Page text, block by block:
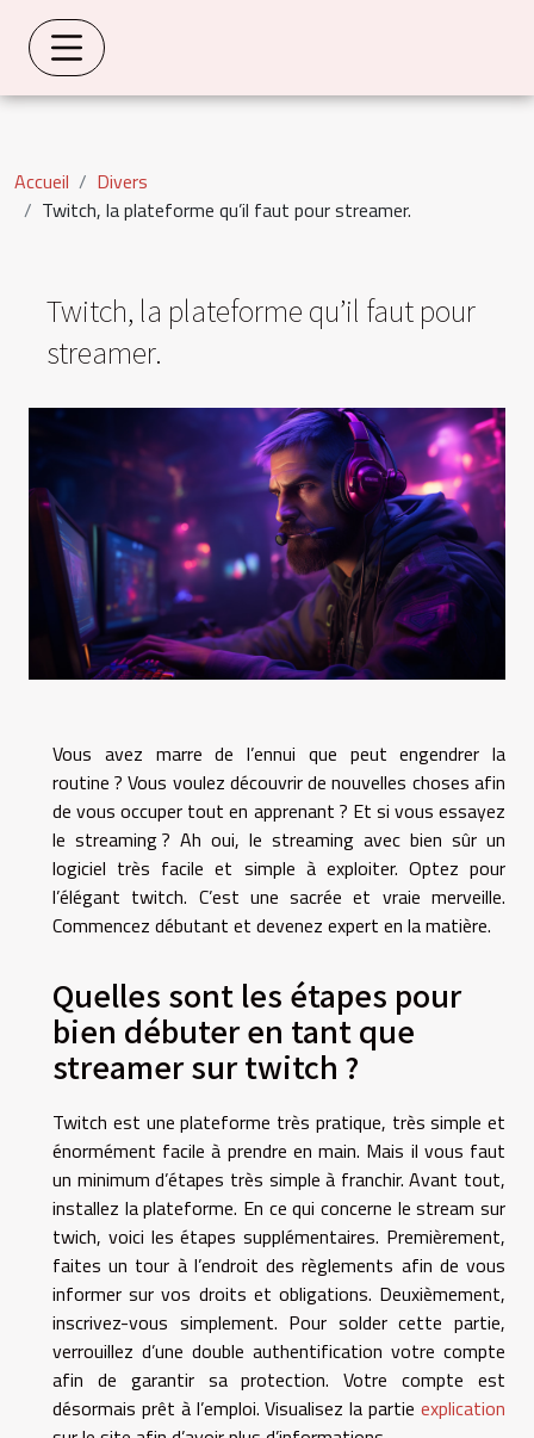
Accueil
Divers
Twitch, la plateforme qu’il faut pour streamer.
Twitch, la plateforme qu’il faut pour
streamer.
Vous avez marre de l’ennui que peut engendrer la
routine ? Vous voulez découvrir de nouvelles choses afin
de vous occuper tout en apprenant ? Et si vous essayez
le streaming ? Ah oui, le streaming avec bien sûr un
logiciel très facile et simple à exploiter. Optez pour
l’élégant twitch. C’est une sacrée et vraie merveille.
Commencez débutant et devenez expert en la matière.
Quelles sont les étapes pour
bien débuter en tant que
streamer sur twitch ?
Twitch est une plateforme très pratique, très simple et
énormément facile à prendre en main. Mais il vous faut
un minimum d’étapes très simple à franchir. Avant tout,
installez la plateforme. En ce qui concerne le stream sur
twich, voici les étapes supplémentaires. Premièrement,
faites un tour à l’endroit des règlements afin de vous
informer sur vos droits et obligations. Deuxièmement,
inscrivez-vous simplement. Pour solder cette partie,
verrouillez d’une double authentification votre compte
afin de garantir sa protection. Votre compte est
désormais prêt à l’emploi. Visualisez la partie explication